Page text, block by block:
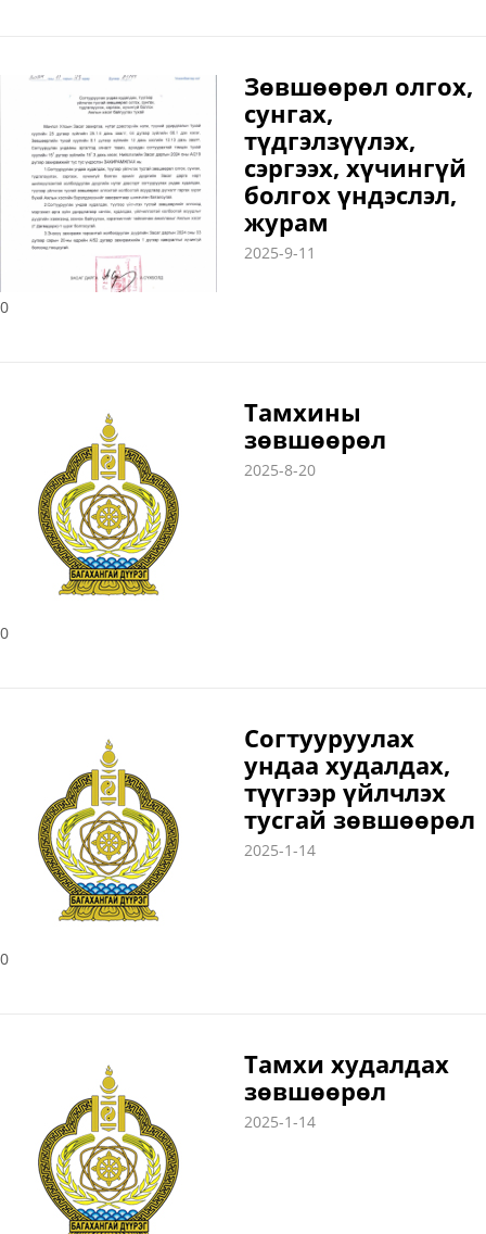
Зөвшөөрөл олгох,
сунгах,
түдгэлзүүлэх,
сэргээх, хүчингүй
болгох үндэслэл,
журам
2025-9-11
0
Тамхины
зөвшөөрөл
2025-8-20
0
Согтууруулах
ундаа худалдах,
түүгээр үйлчлэх
тусгай зөвшөөрөл
2025-1-14
0
Тамхи худалдах
зөвшөөрөл
2025-1-14